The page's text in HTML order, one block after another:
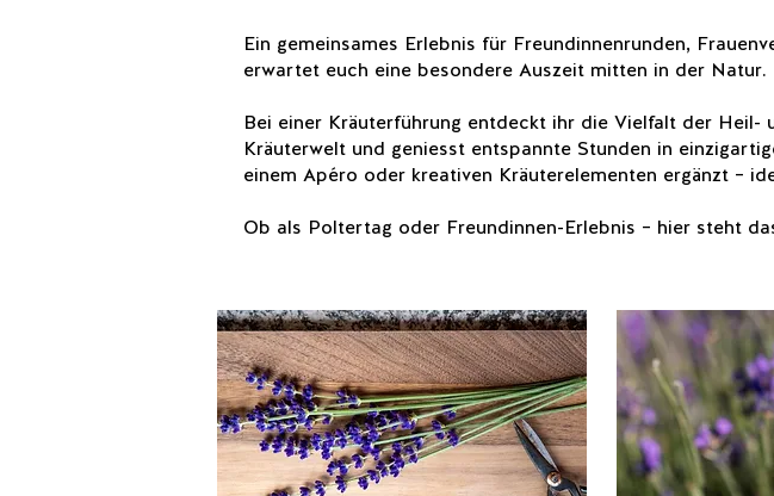
Ein gemeinsames Erlebnis für Freundinnenrunden,
erwartet euch eine besondere Auszeit mitten in der Natur.
Bei einer Kräuterführung entdeckt ihr die Vielfalt der Heil-
Kräuterwelt und geniesst entspannte Stunden in
einem Apéro oder kreativen Kräuterelementen ergänzt –
Ob als Poltertag oder Freundinnen-Erlebnis – hier steht